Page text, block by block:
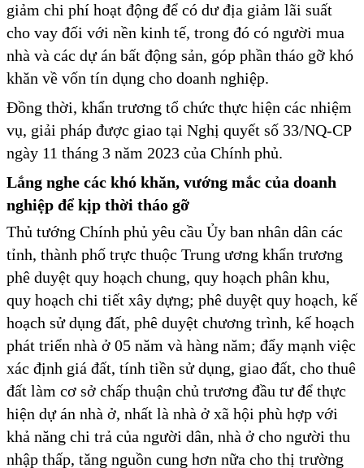
giảm chi phí hoạt động để có dư địa giảm lãi suất
cho vay đối với nền kinh tế, trong đó có người mua
nhà và các dự án bất động sản, góp phần tháo gỡ khó
khăn về vốn tín dụng cho doanh nghiệp.
Đồng thời, khẩn trương tổ chức thực hiện các nhiệm
vụ, giải pháp được giao tại Nghị quyết số 33/NQ-CP
ngày 11 tháng 3 năm 2023 của Chính phủ.
Lắng nghe các khó khăn, vướng mắc của doanh
nghiệp để kịp thời tháo gỡ
Thủ tướng Chính phủ yêu cầu Ủy ban nhân dân các
tỉnh, thành phố trực thuộc Trung ương khẩn trương
phê duyệt quy hoạch chung, quy hoạch phân khu,
quy hoạch chi tiết xây dựng; phê duyệt quy hoạch, kế
hoạch sử dụng đất, phê duyệt chương trình, kế hoạch
phát triển nhà ở 05 năm và hàng năm; đẩy mạnh việc
xác định giá đất, tính tiền sử dụng, giao đất, cho thuê
đất làm cơ sở chấp thuận chủ trương đầu tư để thực
hiện dự án nhà ở, nhất là nhà ở xã hội phù hợp với
khả năng chi trả của người dân, nhà ở cho người thu
nhập thấp, tăng nguồn cung hơn nữa cho thị trường